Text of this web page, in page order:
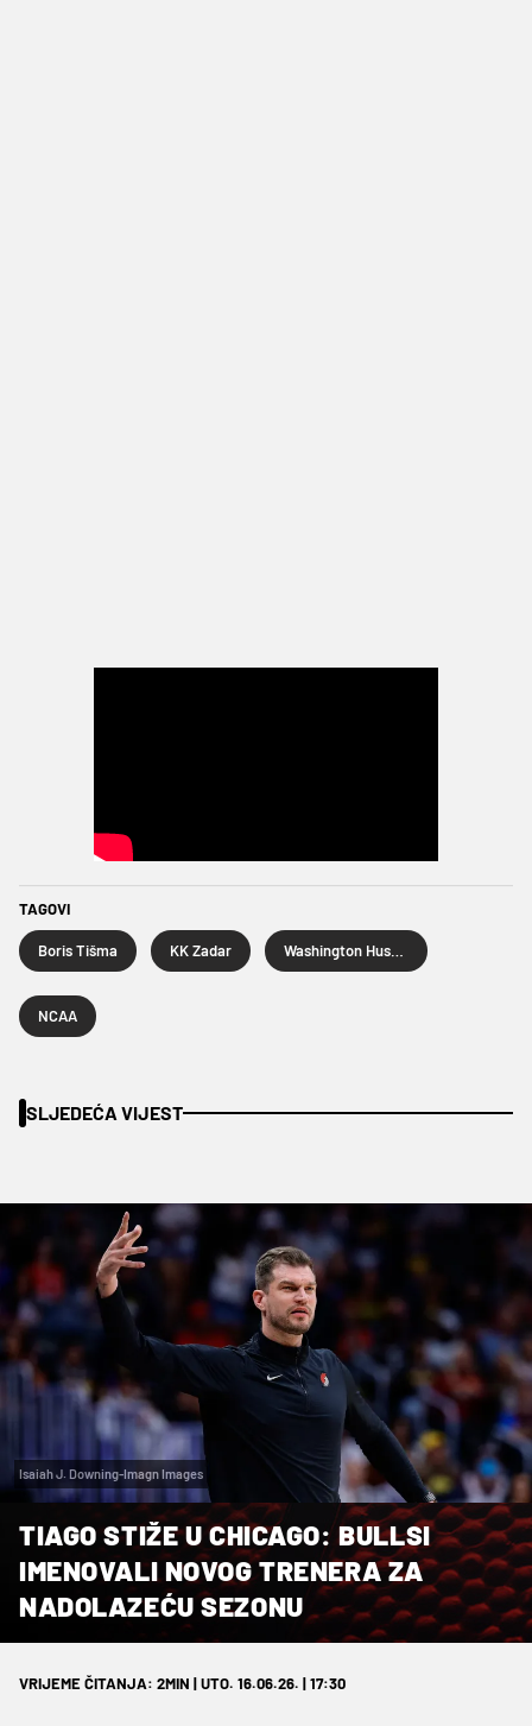
TAGOVI
Boris Tišma KK Zadar
NCAA
SLJEDEĆA VIJEST
Isaiah J. Downing-Imagn Images
TIAGO STIŽE U CHICAGO: BULLSI
IMENOVALI NOVOG TRENERA ZA
NADOLAZEĆU SEZONU
VRIJEME ČITANJA: 2MIN | UTO. 16.06.26. | 17:30